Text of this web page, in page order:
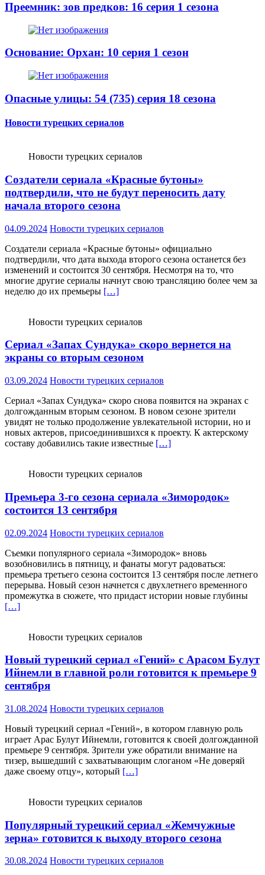
Преемник: зов предков: 16 серия 1 сезона
Основание: Орхан: 10 серия 1 сезон
Опасные улицы: 54 (735) серия 18 сезона
Новости турецких сериалов
Новости турецких сериалов
Создатели сериала «Красные бутоны»
подтвердили, что не будут переносить дату
начала второго сезона
04.09.2024 Новости турецких сериалов
Создатели сериала «Красные бутоны» официально
подтвердили, что дата выхода второго сезона останется без
изменений и состоится 30 сентября. Несмотря на то, что
многие другие сериалы начнут свою трансляцию более чем за
неделю до их премьеры […]
Новости турецких сериалов
Сериал «Запах Сундука» скоро вернется на
экраны со вторым сезоном
03.09.2024 Новости турецких сериалов
Сериал «Запах Сундука» скоро снова появится на экранах с
долгожданным вторым сезоном. В новом сезоне зрители
увидят не только продолжение увлекательной истории, но и
новых актеров, присоединившихся к проекту. К актерскому
составу добавились такие известные […]
Новости турецких сериалов
Премьера 3-го сезона сериала «Зимородок»
состоится 13 сентября
02.09.2024 Новости турецких сериалов
Съемки популярного сериала «Зимородок» вновь
возобновились в пятницу, и фанаты могут радоваться:
премьера третьего сезона состоится 13 сентября после летнего
перерыва. Новый сезон начнется с двухлетнего временного
промежутка в сюжете, что придаст истории новые глубины
[…]
Новости турецких сериалов
Новый турецкий сериал «Гений» с Арасом Булут
Ийнемли в главной роли готовится к премьере 9
сентября
31.08.2024 Новости турецких сериалов
Новый турецкий сериал «Гений», в котором главную роль
играет Арас Булут Ийнемли, готовится к своей долгожданной
премьере 9 сентября. Зрители уже обратили внимание на
тизер, вышедший с захватывающим слоганом «Не доверяй
даже своему отцу», который […]
Новости турецких сериалов
Популярный турецкий сериал «Жемчужные
зерна» готовится к выходу второго сезона
30.08.2024 Новости турецких сериалов